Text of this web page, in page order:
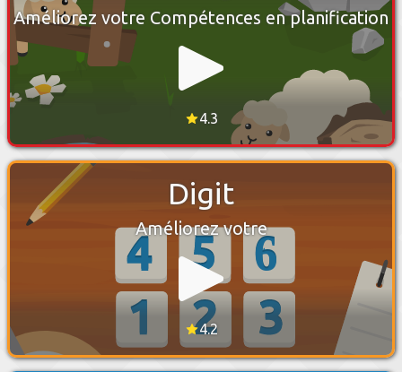
Améliorez votre Compétences en planification
4.3
Digit
Améliorez votre
4.2